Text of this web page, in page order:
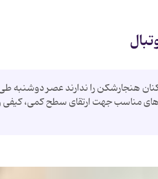
هنجارشكن را ندارند عصر
مناسب جهت ارتقای سطح كمی،